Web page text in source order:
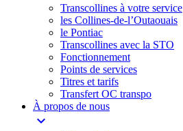
Transcollines à votre service​
les Collines-de-l’Outaouais​
le Pontiac​
Transcollines avec la STO
Fonctionnement
Points de services
Titres et tarifs
Transfert OC transpo
À propos de nous
expand_more